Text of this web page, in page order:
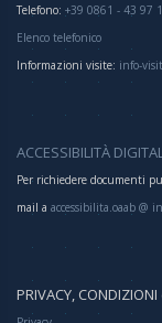
Telefono: +39 0861 - 43 97
Elenco telefonico
Informazioni visite: info-
ACCESSIBILITÀ
Per richiedere documenti
mail a accessibilita.oaab @
PRIVACY,